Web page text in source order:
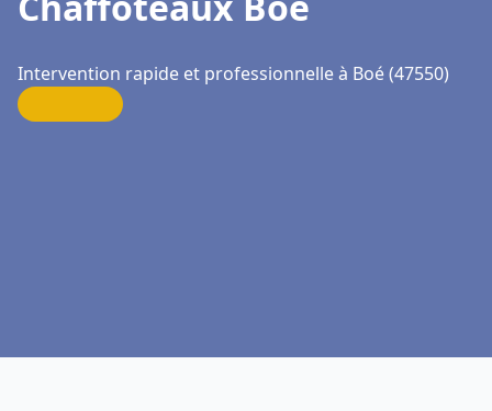
Intervention rapide et professionnelle à Boé (47550)